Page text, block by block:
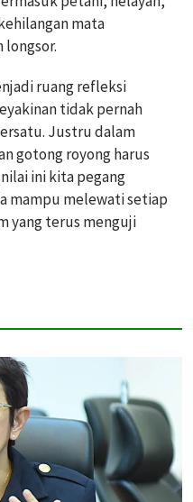
mata
longsor.
ruang refleksi
tidak pernah
Justru dalam
gotong royong harus
ini kita pegang
mampu melewati setiap
yang terus menguji